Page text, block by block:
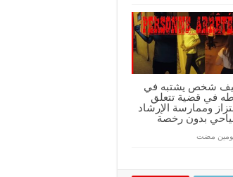
شخص يشتبه في
في قضية تتعلق
وممارسة الإرشاد
بدون رخصة
مضت